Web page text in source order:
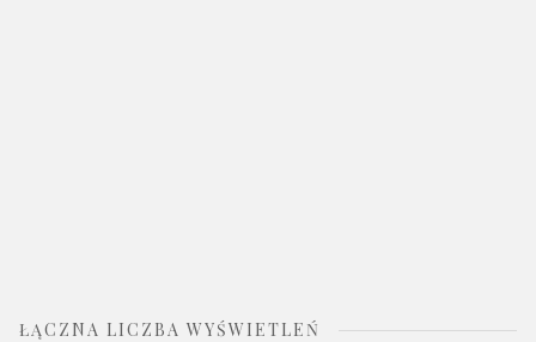
ŁĄCZNA LICZBA WYŚWIETLEŃ